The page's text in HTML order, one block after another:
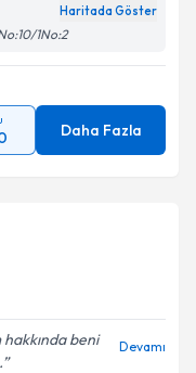
Haritada Göster
1No:2
Daha Fazla
beni
Devamı